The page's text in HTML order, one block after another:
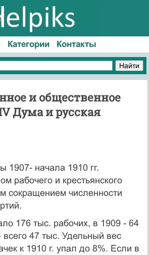
Категории Контакты
и общественное
Дума и русская
1907- начала 1910 гг.
рабочего и крестьянского
сокращением численности
176 тыс. рабочих, в 1909 - 64
всего 47 тыс. Удельный вес
к 1910 г. упал до 8%. Если в